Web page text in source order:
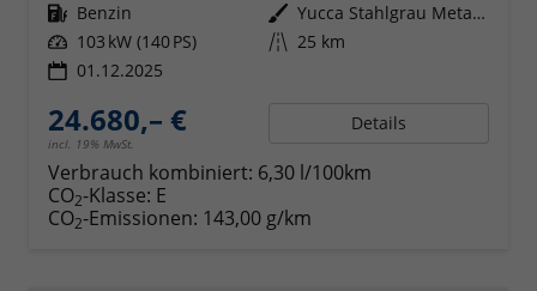
Kraftstoff Benzin Außenfarbe
Yucca Stahlgrau Metallic
Leistung 103 kW (140 PS) Kilometerstand 25 km
01.12.2025
24.680,– €
incl. 19% MwSt.
Details
Verbrauch kombiniert: 6,30 l/100km
CO2-Klasse: E
CO2-Emissionen: 143,00 g/km